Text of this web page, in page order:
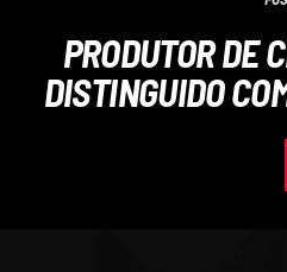
PRODUTOR DE
DISTINGUIDO